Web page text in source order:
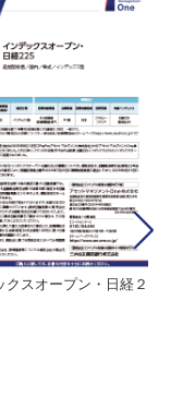
クスオープン・日経２